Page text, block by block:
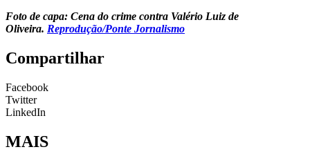
Foto de capa: Cena do crime contra Valério Luiz de
Oliveira. Reprodução/Ponte Jornalismo
Compartilhar
Facebook
Twitter
LinkedIn
MAIS